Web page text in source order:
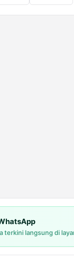
terkini langsung di